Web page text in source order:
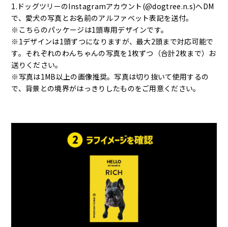
1.ドッグツリーのInstagramアカウント(@dogtree.n.s)へDM
で、愛犬の写真とお名前のアルファベット表記を送付。
※こちらのパッケージは1頭専用デザインです。
※1デザインは1頭ずつになりますが、最大2頭まで対応可能で
す。それぞれのわんちゃんの写真を1枚ずつ（合計2枚まで）お
送りください。
※写真は1MB以上の画像推奨。写真は切り抜いて使用するの
で、背景との境界がはっきりしたものをご用意ください。